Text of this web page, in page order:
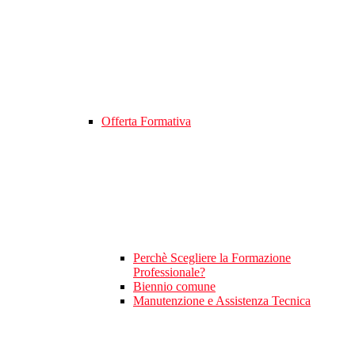
Offerta Formativa
Perchè Scegliere la Formazione
Professionale?
Biennio comune
Manutenzione e Assistenza Tecnica